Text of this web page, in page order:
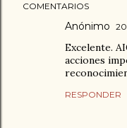
COMENTARIOS
Anónimo 20
Excelente.
acciones
RESPONDER